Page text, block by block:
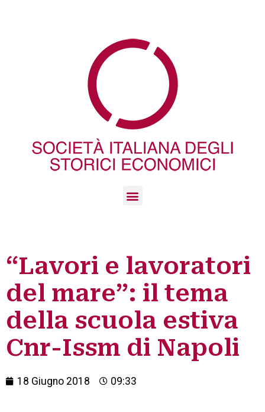
“Lavori e lavoratori
del mare”: il tema
della scuola estiva
Cnr-Issm di Napoli
18 Giugno 2018 09:33